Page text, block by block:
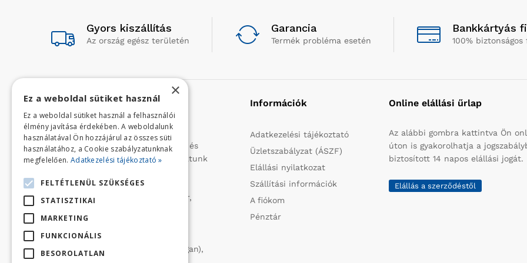
Gyors kiszállítás
Az ország egész területén
Garancia
Termék probléma esetén
Bankkártyás
100% biztonságos
Rólunk
Profilunk a mezőgazdasági, kerti
kisgépek és egyéb iparcikkek kis- és
nagykereskedelme. 1991 óta folytatunk
Olaszországból származó
vízszivattyúkat (DAB, Tesla, Leader,
robbanómotoros fűnyírókat kerti
traktorokat (MTD, Husqvarna),
permetezőket (CIFARELLI, Dal Degan),
Információk
Adatkezelési tájékoztató
Üzletszabályzat (ÁSZF)
Elállási nyilatkozat
Szállítási információk
A fiókom
Pénztár
Online elállási űrlap
Az alábbi gombra kattintva Ön
úton is gyakorolhatja a
biztosított 14 napos elállási jogát.
Elállás a szerződéstől
×
Ez a weboldal sütiket használ
Ez a weboldal sütiket használ a felhasználói
élmény javítása érdekében. A weboldalunk
használatával Ön hozzájárul az összes süti
használatához, a Cookie szabályzatunknak
megfelelően. Adatkezelési tájékoztató »
FELTÉTLENÜL SZÜKSÉGES
STATISZTIKAI
MARKETING
FUNKCIONÁLIS
BESOROLATLAN